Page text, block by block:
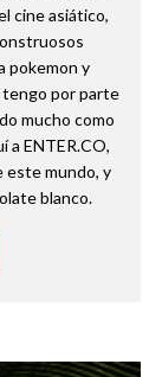
cine asiático,
pokemon y
tengo por parte
mucho como
a ENTER.CO,
este mundo, y
blanco.